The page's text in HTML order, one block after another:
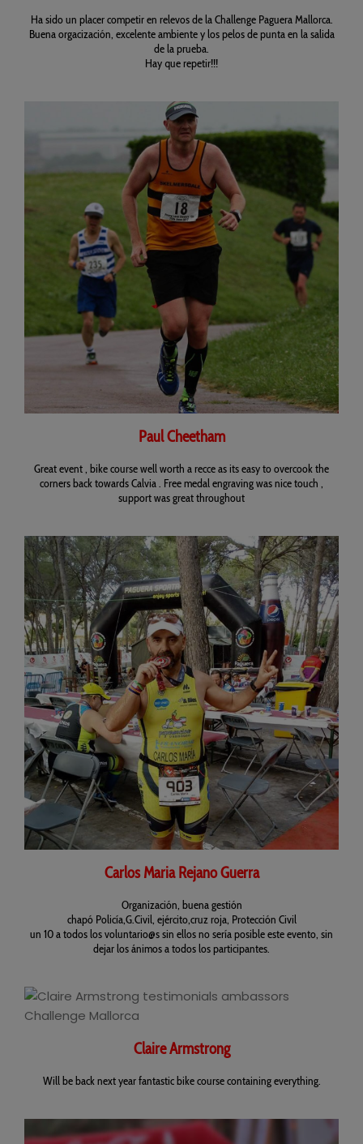
Ha sido un placer competir en relevos de la Challenge Paguera Mallorca.
Buena orgacización, excelente ambiente y los pelos de punta en la salida
de la prueba.
Hay que repetir!!!
Paul Cheetham
Great event , bike course well worth a recce as its easy to overcook the
corners back towards Calvia . Free medal engraving was nice touch ,
support was great throughout
Carlos Maria Rejano Guerra
Organización, buena gestión
chapó Policía,G.Civil, ejército,cruz roja, Protección Civil
un 10 a todos los voluntario@s sin ellos no sería posible este evento, sin
dejar los ánimos a todos los participantes.
Claire Armstrong
Will be back next year fantastic bike course containing everything.